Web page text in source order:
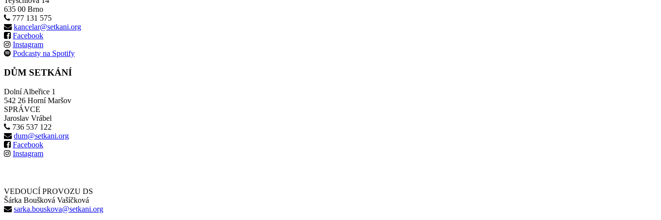
635 00 Brno
777 131 575
kancelar@setkani.org
Facebook
Instagram
Podcasty na Spotify
DŮM SETKÁNÍ
Dolní Albeřice 1
542 26 Horní Maršov
SPRÁVCE
Jaroslav Vrábel
736 537 122
dum@setkani.org
Facebook
Instagram
VEDOUCÍ PROVOZU DS
Šárka Boušková Vašíčková
sarka.bouskova@setkani.org